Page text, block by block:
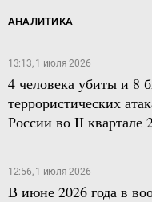
АНАЛИТИКА
13:13, 1 июля 2026
4 человека убиты и 8
террористических
России во II квартале
12:56, 1 июля 2026
В июне 2026 года в